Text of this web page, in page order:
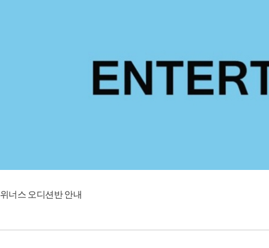
위너스 오디션반 안내